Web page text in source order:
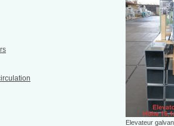
Elevateur